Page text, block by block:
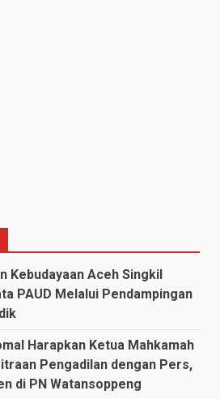
Kebudayaan Aceh Singkil
PAUD Melalui Pendampingan
Harapkan Ketua Mahkamah
Pengadilan dengan Pers,
di PN Watansoppeng